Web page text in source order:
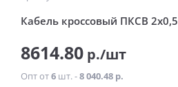
Кабель кроссовый ПКСВ 2х0,5
8614.80 р./шт
Опт от6 шт. -8 040.48 р.